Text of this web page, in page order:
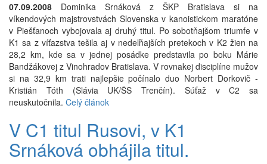
07.09.2008 Dominika Srnáková z ŠKP Bratislava si na
víkendových majstrovstvách Slovenska v kanoistickom maratóne
v Piešťanoch vybojovala aj druhý titul. Po sobotňajšom triumfe v
K1 sa z víťazstva tešila aj v nedeľňajších pretekoch v K2 žien na
28,2 km, kde sa v jednej posádke predstavila po boku Márie
Bandžákovej z Vinohradov Bratislava. V rovnakej disciplíne mužov
si na 32,9 km trati najlepšie počínalo duo Norbert Dorkovič -
Kristián Tóth (Slávia UK/ŠS Trenčín). Súťaž v C2 sa
neuskutočnila. Celý článok
V C1 titul Rusovi, v K1
Srnáková obhájila titul.